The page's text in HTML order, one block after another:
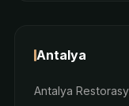
Antalya
Antalya